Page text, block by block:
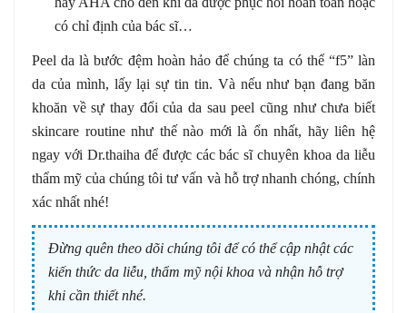
có chỉ định của bác sĩ…
Peel da là bước đệm hoàn hảo để chúng ta có thể “f5” làn
da của mình, lấy lại sự tin tin. Và nếu như bạn đang băn
khoăn về sự thay đổi của da sau peel cũng như chưa biết
skincare routine như thế nào mới là ổn nhất, hãy liên hệ
ngay với Dr.thaiha để được các bác sĩ chuyên khoa da liễu
thẩm mỹ của chúng tôi tư vấn và hỗ trợ nhanh chóng, chính
xác nhất nhé!
Đừng quên theo dõi chúng tôi để có thể cập nhật các
kiến thức da liễu, thẩm mỹ nội khoa và nhận hỗ trợ
khi cần thiết nhé.